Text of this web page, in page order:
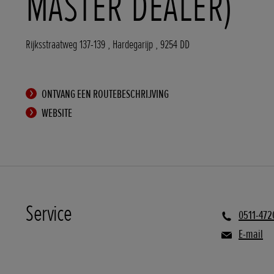
Rijksstraatweg 137-139 , Hardegarijp , 9254 DD
ONTVANG EEN ROUTEBESCHRIJVING
WEBSITE
Service
0511-
E-mail